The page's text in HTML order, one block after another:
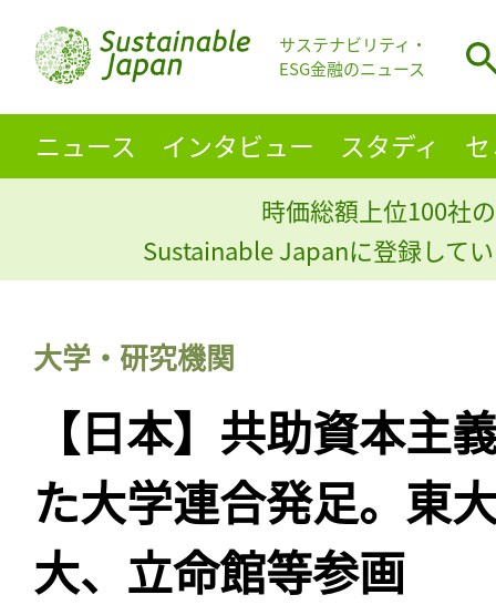
サステナビリティ・
ESG金融のニュース
ニュース インタビュー スタディ
時価総額上位100社
Sustainable Japanに登録して
大学・研究機関
【日本】共助資本主
た大学連合発足。東
大、立命館等参画